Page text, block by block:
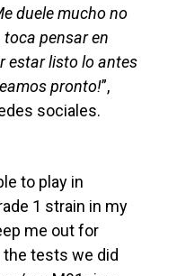
duele mucho no
pensar en
estar listo lo antes
pronto!”,
sociales.
to play in
1 strain in my
me out for
the tests we did